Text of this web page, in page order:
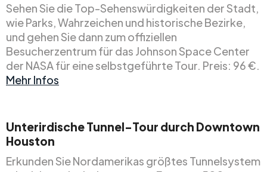
Sehen Sie die Top-Sehenswürdigkeiten der Stadt,
wie Parks, Wahrzeichen und historische Bezirke,
und gehen Sie dann zum offiziellen
Besucherzentrum für das Johnson Space Center
der NASA für eine selbstgeführte Tour. Preis: 96 €.
Mehr Infos
Unterirdische Tunnel-Tour durch Downtown
Houston
Erkunden Sie Nordamerikas größtes Tunnelsystem